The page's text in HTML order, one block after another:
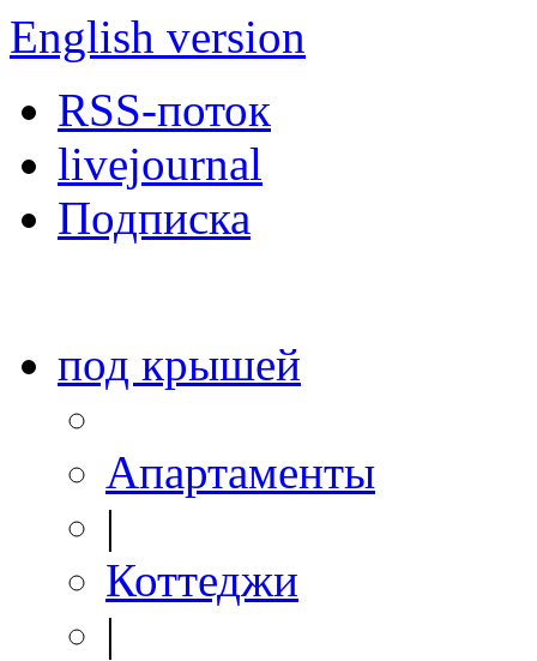
English version
RSS-поток
livejournal
Подписка
под крышей
Апартаменты
|
Коттеджи
|